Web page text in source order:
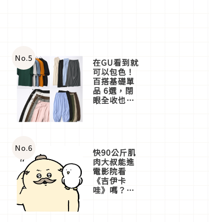
No.5 在GU看到就
可以包色！
百搭基礎單
品 6選，閉
眼全收也不
No.6 快90公斤肌
肉大叔能進
電影院看
《吉伊卡
哇》嗎？日